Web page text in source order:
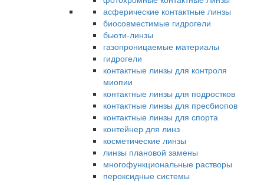
асферические контактные линзы
биосовместимые гидрогели
бьюти-линзы
газопроницаемые материалы
гидрогели
контактные линзы для контроля
миопии
контактные линзы для подростков
контактные линзы для пресбиопов
контактные линзы для спорта
контейнер для линз
косметические линзы
линзы плановой замены
многофункциональные растворы
пероксидные системы